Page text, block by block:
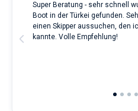
Super Beratung - sehr schnell
Boot in der Türkei gefunden.
einen Skipper aussuchen, den
kannte. Volle Empfehlung!